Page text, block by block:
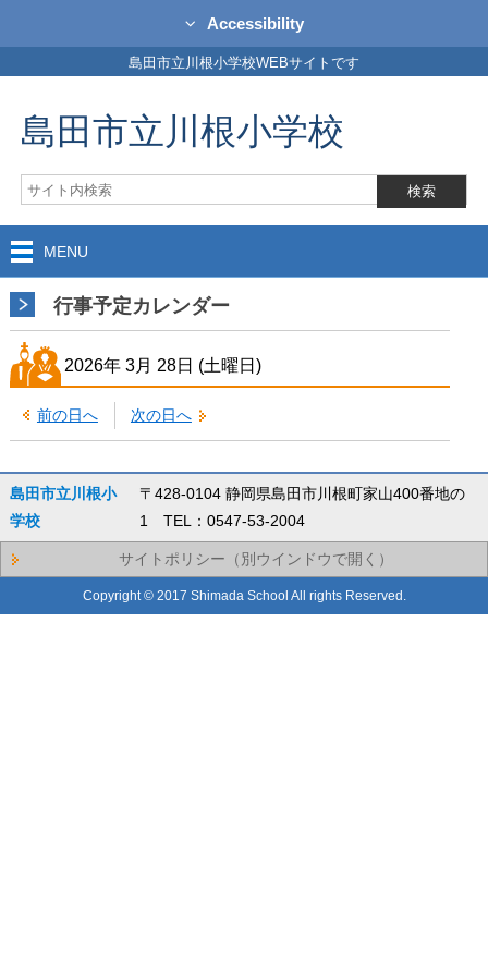
Accessibility
島田市立川根小学校WEBサイトです
島田市立川根小学校
MENU
行事予定カレンダー
2026年 3月 28日 (土曜日)
前の日へ 次の日へ
島田市立川根小
学校
〒428-0104 静岡県島田市川根町家山400番地の
1 TEL：0547-53-2004
サイトポリシー（別ウインドウで開く）
Copyright © 2017 Shimada School All rights Reserved.